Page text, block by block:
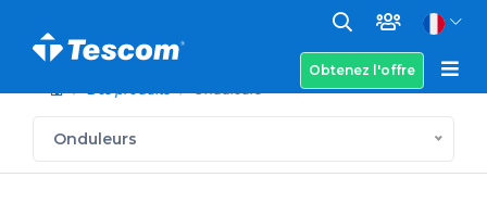
Obtenez l'offre
Des produits
Onduleurs
Onduleurs